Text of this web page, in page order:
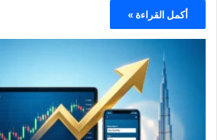
أكمل القراءة »